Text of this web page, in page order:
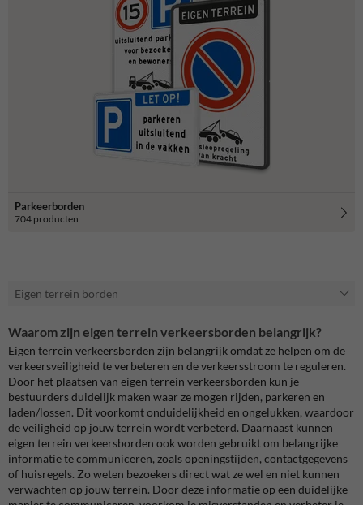
Parkeerborden
704 producten
Eigen terrein borden
Waarom zijn eigen terrein verkeersborden belangrijk?
Eigen terrein verkeersborden zijn belangrijk omdat ze helpen om de
verkeersveiligheid te verbeteren en de verkeersstroom te reguleren.
Door het plaatsen van eigen terrein verkeersborden kun je
bestuurders duidelijk maken waar ze mogen rijden, parkeren en
laden/lossen. Dit voorkomt onduidelijkheid en ongelukken, waardoor
de veiligheid op jouw terrein wordt verbeterd. Daarnaast kunnen
eigen terrein verkeersborden ook worden gebruikt om belangrijke
informatie te communiceren, zoals openingstijden, contactgegevens
of huisregels. Zo weten bezoekers direct wat ze wel en niet kunnen
verwachten op jouw terrein. Door deze informatie op een duidelijke